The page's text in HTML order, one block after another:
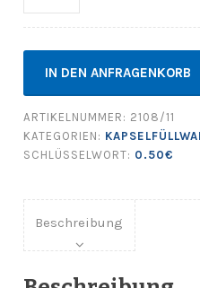
IN DEN ANFRAGENKORB
ARTIKELNUMMER: 2108/11
KATEGORIEN:
SCHLÜSSELWORT: 0.50€
Beschreibung